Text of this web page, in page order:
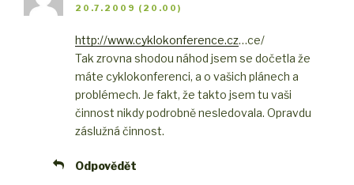
20.7.2009 (20.00)
http://www.cyklokonference.cz…ce/
Tak zrovna shodou náhod jsem se dočetla že
máte cyklokonferenci, a o vašich plánech a
problémech. Je fakt, že takto jsem tu vaši
činnost nikdy podrobně nesledovala. Opravdu
záslužná činnost.
Odpovědět